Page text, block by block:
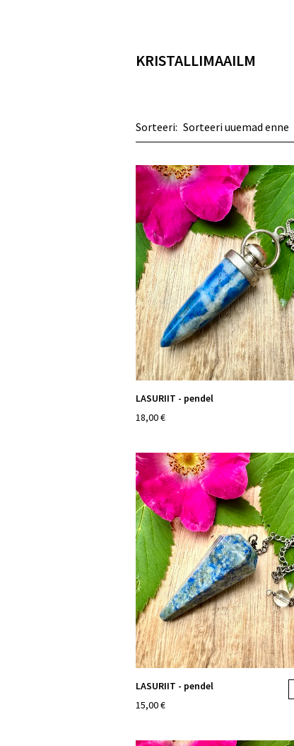
KRISTALLIMAAILM
Sorteeri:
LASURIIT - pendel
18,00 €
LASURIIT - pendel
15,00 €